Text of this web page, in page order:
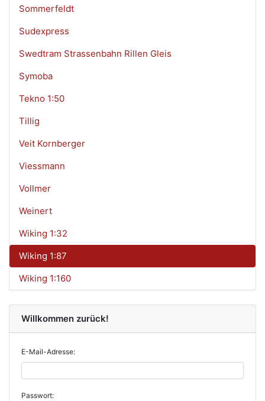
Sommerfeldt
Sudexpress
Swedtram Strassenbahn Rillen Gleis
Symoba
Tekno 1:50
Tillig
Veit Kornberger
Viessmann
Vollmer
Weinert
Wiking 1:32
Wiking 1:87
Wiking 1:160
Willkommen zurück!
E-Mail-Adresse:
Passwort: